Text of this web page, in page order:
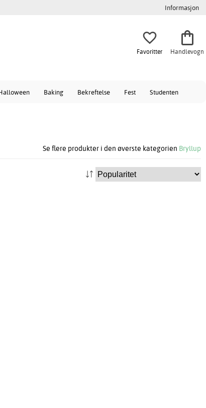
Informasjon
Favoritter Handlevogn
Baking Bekreftelse Fest Studenten
Se flere produkter i den øverste kategorien Bryllup